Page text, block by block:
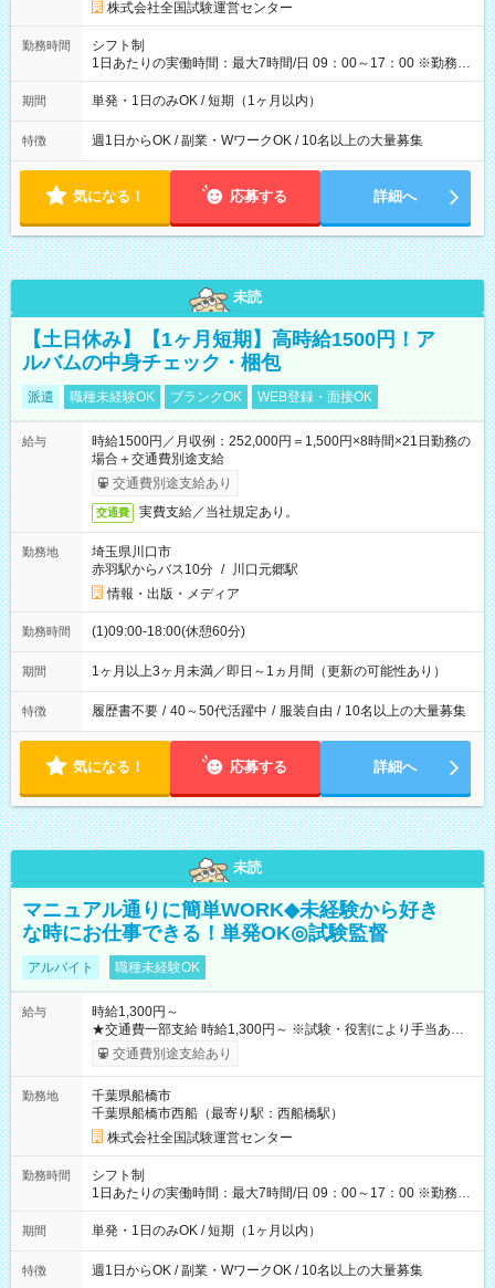
円の場合あり ・国家試験 7:00～13:30（休憩なし） 時給1,300
円（役割手当＋100円）×6時間＝日収8,400円＋交通費 【試用期
間】試用期間なし
株式会社全国試験運営センター
勤務時間
シフト制
1日あたりの実働時間：最大7時間/日 09：00～17：00 ※勤務時
間は 試験により異なります。
期間 単発・1日のみOK / 短期（1ヶ月以内）
特徴 週1日からOK / 副業・WワークOK / 10名以上の大量募集
気になる！ 応募する 詳細へ
未読
【土日休み】【1ヶ月短期】高時給1500円！ア
ルバムの中身チェック・梱包
派遣 職種未経験OK ブランクOK WEB登録・面接OK
給与
時給1500円／月収例：252,000円＝1,500円×8時間×21日勤務の
場合＋交通費別途支給
交通費別途支給あり
交通費 実費支給／当社規定あり。
勤務地
埼玉県川口市
赤羽駅からバス10分 / 川口元郷駅
情報・出版・メディア
勤務時間 (1)09:00-18:00(休憩60分)
期間 1ヶ月以上3ヶ月未満／即日～1ヵ月間（更新の可能性あり）
特徴 履歴書不要 / 40～50代活躍中 / 服装自由 / 10名以上の大量募集
気になる！ 応募する 詳細へ
未読
マニュアル通りに簡単WORK◆未経験から好き
な時にお仕事できる！単発OK◎試験監督
アルバイト 職種未経験OK
給与
時給1,300円～
★交通費一部支給 時給1,300円～ ※試験・役割により手当あり
※勤務回数により昇給あり 【即給（前払い）オプションあ
り！】 希望される場合、勤務から1週間ほどで給与の一部を受け
例】 ・河合塾模擬試験 8:30～17:30（休憩1時間） 時給1,300円
×8時間＝日収10,400円＋交通費 ※当日の役割により時給＋100
円の場合あり ・国家試験 7:00～13:30（休憩なし） 時給1,300
円（役割手当＋100円）×6時間＝日収8,400円＋交通費 【試用期
間】試用期間なし
交通費別途支給あり
勤務地
千葉県船橋市
千葉県船橋市西船（最寄り駅：西船橋駅）
株式会社全国試験運営センター
勤務時間
シフト制
1日あたりの実働時間：最大7時間/日 09：00～17：00 ※勤務時
間は 試験により異なります。
期間 単発・1日のみOK / 短期（1ヶ月以内）
特徴 週1日からOK / 副業・WワークOK / 10名以上の大量募集